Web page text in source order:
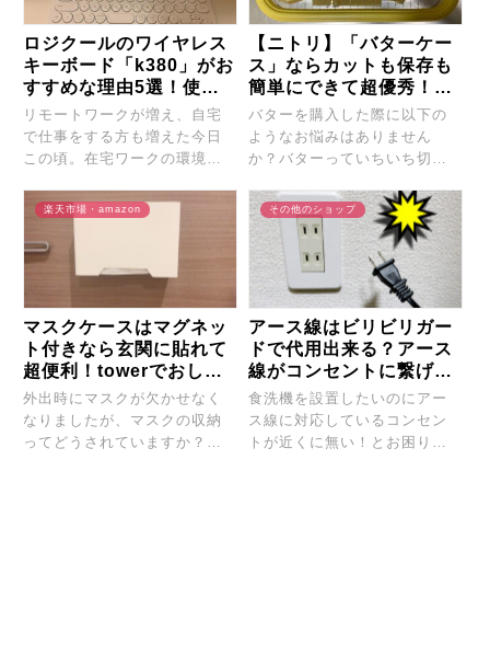
ロジクールのワイヤレス
キーボード「k380」がお
すすめな理由5選！使い
やすくて接続も超簡単！
使用感レビュー
リモートワークが増え、自宅
で仕事をする方も増えた今日
この頃。在宅ワークの環境を
【ニトリ】「バターケー
ス」ならカットも保存も
簡単にできて超優秀！使
用感レビュー
バターを購入した際に以下の
ようなお悩みはありません
か？バターっていちいち切っ
楽天市場・amazon
マスクケースはマグネッ
ト付きなら玄関に貼れて
超便利！towerでおしゃ
れにマスク収納！使用感
レビュー
外出時にマスクが欠かせなく
なりましたが、マスクの収納
ってどうされていますか？外
その他のショップ
アース線はビリビリガー
ドで代用出来る？アース
線がコンセントに繋げな
いなら必要！
食洗機を設置したいのにアー
ス線に対応しているコンセン
トが近くに無い！とお困りの